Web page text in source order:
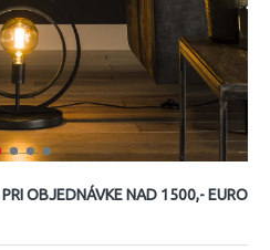
OBJEDNÁVKE NAD 1500,- EURO